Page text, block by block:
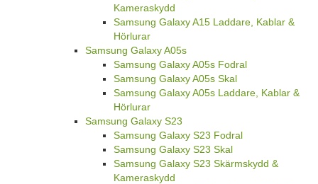
Kameraskydd
Samsung Galaxy A15 Laddare, Kablar &
Hörlurar
Samsung Galaxy A05s
Samsung Galaxy A05s Fodral
Samsung Galaxy A05s Skal
Samsung Galaxy A05s Laddare, Kablar &
Hörlurar
Samsung Galaxy S23
Samsung Galaxy S23 Fodral
Samsung Galaxy S23 Skal
Samsung Galaxy S23 Skärmskydd &
Kameraskydd